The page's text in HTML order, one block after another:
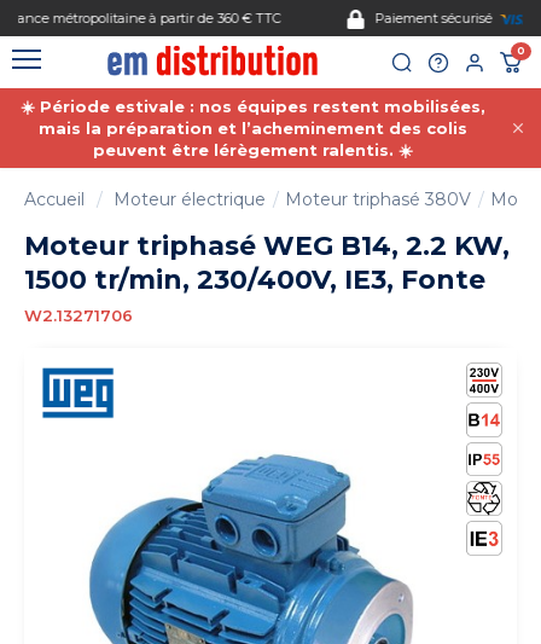
Paiement sécurisé
0
☀️ Période estivale : nos équipes restent mobilisées,
mais la préparation et l’acheminement des colis
peuvent être lérègement ralentis. ☀️
Accueil Moteur électrique Moteur triphasé 380V
Moteur triphasé WEG B14, 2.2 KW,
1500 tr/min, 230/400V, IE3, Fonte
W2.13271706
Gestion des cookies